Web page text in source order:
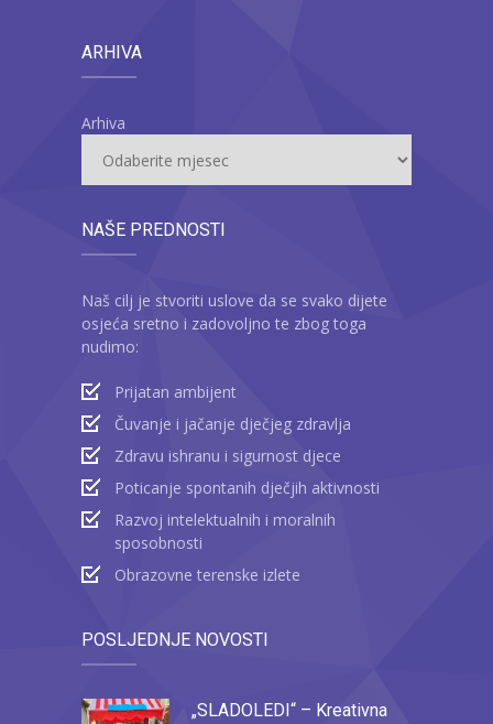
ARHIVA
Arhiva
NAŠE PREDNOSTI
Naš cilj je stvoriti uslove da se svako dijete
osjeća sretno i zadovoljno te zbog toga
nudimo:
Prijatan ambijent
Čuvanje i jačanje dječjeg zdravlja
Zdravu ishranu i sigurnost djece
Poticanje spontanih dječjih aktivnosti
Razvoj intelektualnih i moralnih
sposobnosti
Obrazovne terenske izlete
POSLJEDNJE NOVOSTI
„SLADOLEDI“ – Kreativna